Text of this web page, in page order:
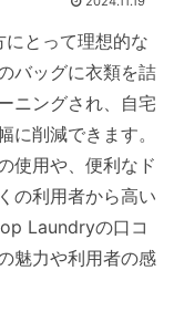
とって理想的な
バッグに衣類を詰
ニングされ、自宅
に削減できます。
使用や、便利なド
の利用者から高い
Laundryの口コ
魅力や利用者の感